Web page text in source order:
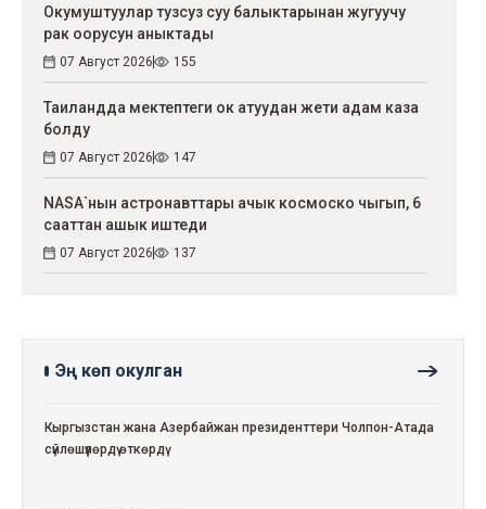
Окумуштуулар тузсуз суу балыктарынан жугуучу
рак оорусун аныктады
07 Август 2026 155
Таиландда мектептеги ок атуудан жети адам каза
болду
07 Август 2026 147
NASA`нын астронавттары ачык космоско чыгып, 6
сааттан ашык иштеди
07 Август 2026 137
Эң көп окулган
Кыргызстан жана Азербайжан президенттери Чолпон-Атада
сүйлөшүүлөрдү өткөрдү